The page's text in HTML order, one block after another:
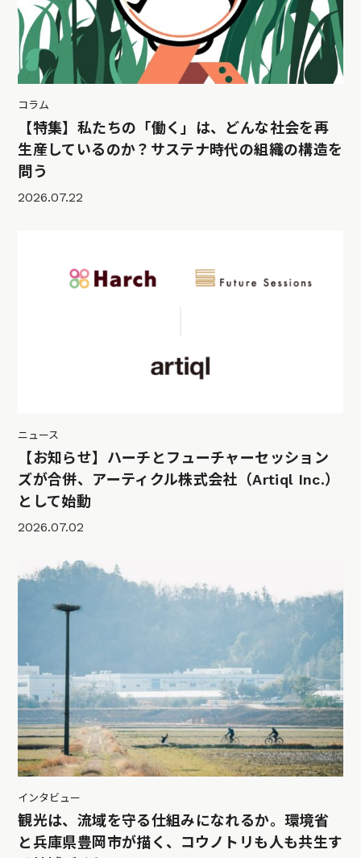
コラム
【特集】私たちの「働く」は、どんな社会を再
生産しているのか？サステナ時代の組織の構造を
問う
2026.07.22
ニュース
【お知らせ】ハーチとフューチャーセッション
ズが合併、アーティクル株式会社（Artiql Inc.）
として始動
2026.07.02
インタビュー
観光は、流域を守る仕組みになれるか。環境省
と兵庫県豊岡市が描く、コウノトリも人も共生す